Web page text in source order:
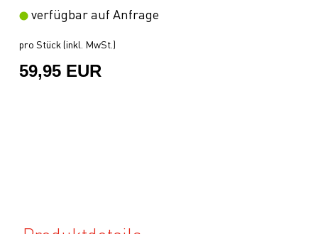
verfügbar auf Anfrage
pro Stück (inkl. MwSt.)
59,95 EUR